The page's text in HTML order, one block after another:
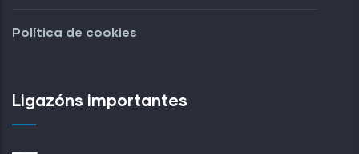
Política de cookies
Ligazóns importantes